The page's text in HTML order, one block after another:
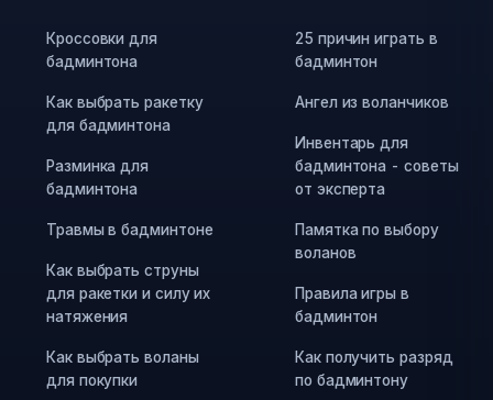
Кроссовки для
бадминтона
Как выбрать ракетку
для бадминтона
Разминка для
бадминтона
Травмы в бадминтоне
Как выбрать струны
для ракетки и силу их
натяжения
Как выбрать воланы
для покупки
25 причин играть в
бадминтон
Ангел из воланчиков
Инвентарь для
бадминтона - советы
от эксперта
Памятка по выбору
воланов
Правила игры в
бадминтон
Как получить разряд
по бадминтону